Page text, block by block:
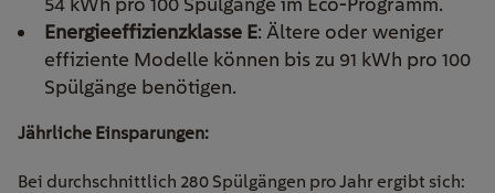
Energieeffizienzklasse E: Ältere oder weniger
effiziente Modelle können bis zu 91 kWh pro 100
Spülgänge benötigen.
Jährliche Einsparungen:
Bei durchschnittlich 280 Spülgängen pro Jahr ergibt sich: